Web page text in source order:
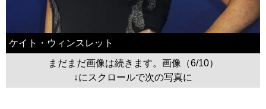
ケイト・ウィンスレット
まだまだ画像は続きます。画像（6/10）
↓にスクロールで次の写真に